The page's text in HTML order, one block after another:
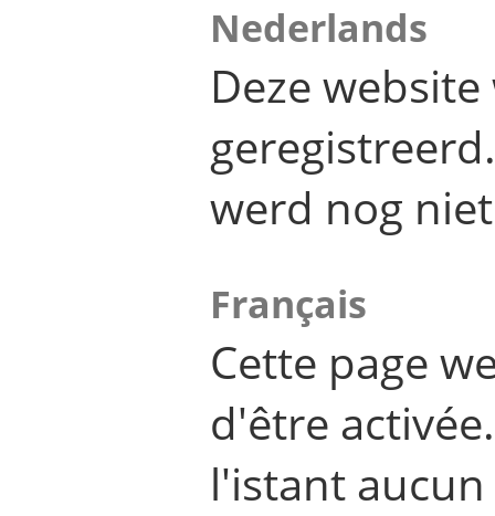
Nederlands
Deze
werd nog
Français
Cette page
d'être
l'istant